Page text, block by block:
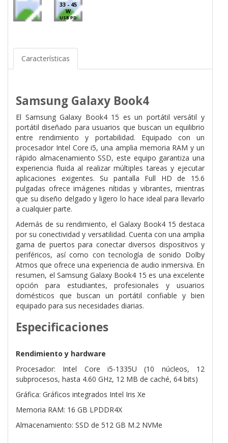
33 - 45
W
USB PD
Características
Samsung Galaxy Book4
El Samsung Galaxy Book4 15 es un portátil versátil y
portátil diseñado para usuarios que buscan un equilibrio
entre rendimiento y portabilidad. Equipado con un
procesador Intel Core i5, una amplia memoria RAM y un
rápido almacenamiento SSD, este equipo garantiza una
experiencia fluida al realizar múltiples tareas y ejecutar
aplicaciones exigentes. Su pantalla Full HD de 15.6
pulgadas ofrece imágenes nítidas y vibrantes, mientras
que su diseño delgado y ligero lo hace ideal para llevarlo
a cualquier parte.
Además de su rendimiento, el Galaxy Book4 15 destaca
por su conectividad y versatilidad. Cuenta con una amplia
gama de puertos para conectar diversos dispositivos y
periféricos, así como con tecnología de sonido Dolby
Atmos que ofrece una experiencia de audio inmersiva. En
resumen, el Samsung Galaxy Book4 15 es una excelente
opción para estudiantes, profesionales y usuarios
domésticos que buscan un portátil confiable y bien
equipado para sus necesidades diarias.
Especificaciones
Rendimiento y hardware
Procesador: Intel Core i5-1335U (10 núcleos, 12
subprocesos, hasta 4.60 GHz, 12 MB de caché, 64 bits)
Gráfica: Gráficos integrados Intel Iris Xe
Memoria RAM: 16 GB LPDDR4X
Almacenamiento: SSD de 512 GB M.2 NVMe